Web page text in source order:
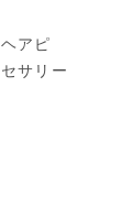
アピ
サリー